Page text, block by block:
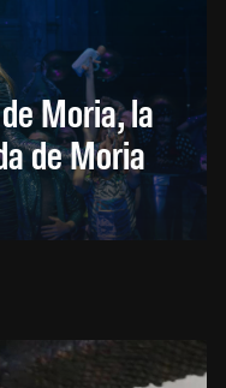
Moria, la
de Moria